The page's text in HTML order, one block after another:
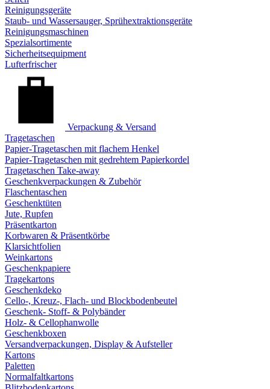
Reinigungsgeräte
Staub- und Wassersauger, Sprühextraktionsgeräte
Reinigungsmaschinen
Spezialsortimente
Sicherheitsequipment
Lufterfrischer
Verpackung & Versand
Tragetaschen
Papier-Tragetaschen mit flachem Henkel
Papier-Tragetaschen mit gedrehtem Papierkordel
Tragetaschen Take-away
Geschenkverpackungen & Zubehör
Flaschentaschen
Geschenktüten
Jute, Rupfen
Präsentkarton
Korbwaren & Präsentkörbe
Klarsichtfolien
Weinkartons
Geschenkpapiere
Tragekartons
Geschenkdeko
Cello-, Kreuz-, Flach- und Blockbodenbeutel
Geschenk- Stoff- & Polybänder
Holz- & Cellophanwolle
Geschenkboxen
Versandverpackungen, Display & Aufsteller
Kartons
Paletten
Normalfaltkartons